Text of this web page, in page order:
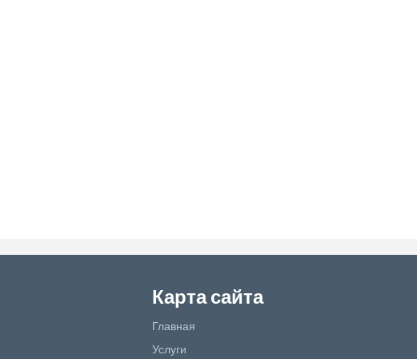
Карта сайта
Главная
Услуги